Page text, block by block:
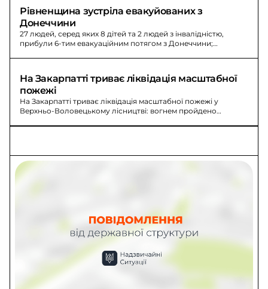
Рівненщина зустріла евакуйованих з
Донеччини
27 людей, серед яких 8 дітей та 2 людей з інвалідністю,
прибули 6-тим евакуаційним потягом з Донеччини;
На Закарпатті триває ліквідація масштабної
пожежі
На Закарпатті триває ліквідація масштабної пожежі у
Верхньо-Воловецькому лісництві: вогнем пройдено